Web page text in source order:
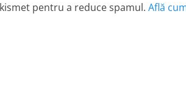
pentru a reduce spamul. Află